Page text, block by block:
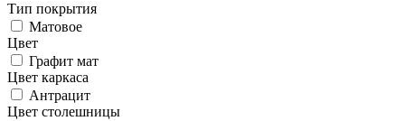
Тип покрытия
Матовое
Цвет
Графит мат
Цвет каркаса
Антрацит
Цвет столешницы